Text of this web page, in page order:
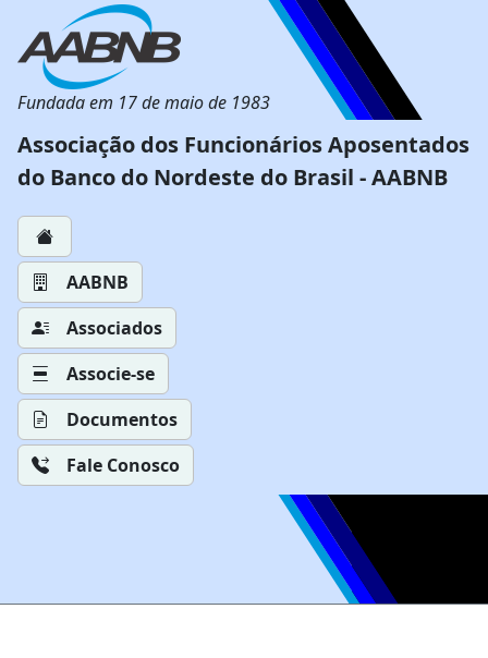
Fundada em 17 de maio de 1983
Associação dos Funcionários Aposentados
do Banco do Nordeste do Brasil - AABNB
AABNB
Associados
Associe-se
Documentos
Fale Conosco